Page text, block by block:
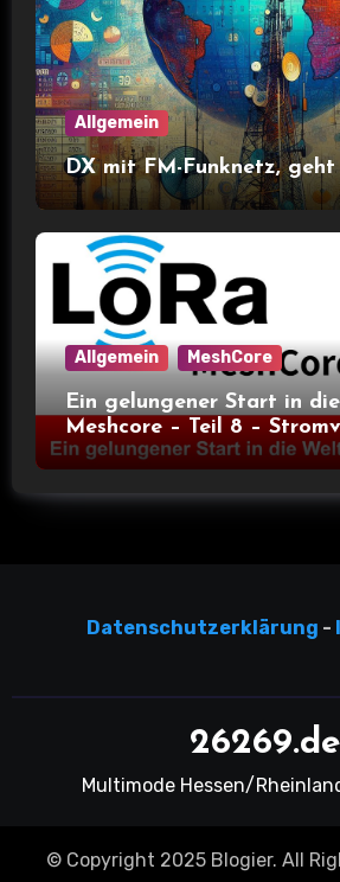
Allgemein
DX mit FM-Funknetz, geht
Allgemein MeshCore
Ein gelungener Start in
Meshcore – Teil 8 –
bei verschiedenen Nodes
Datenschutzerklärung -
26269.de
Multimode Hessen/
© Copyright 2025 Blogier. All